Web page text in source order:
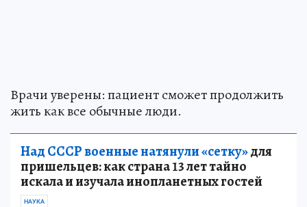
Врачи уверены: пациент сможет продолжить
жить как все обычные люди.
Над СССР военные натянули «сетку»для
пришельцев: как страна 13 лет тайно
искала и изучала инопланетных гостей
НАУКА